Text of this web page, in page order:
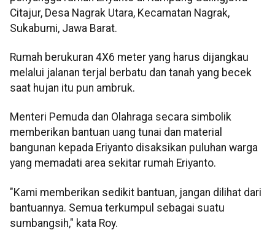
Citajur, Desa Nagrak Utara, Kecamatan Nagrak,
Sukabumi, Jawa Barat.
Rumah berukuran 4X6 meter yang harus dijangkau
melalui jalanan terjal berbatu dan tanah yang becek
saat hujan itu pun ambruk.
Menteri Pemuda dan Olahraga secara simbolik
memberikan bantuan uang tunai dan material
bangunan kepada Eriyanto disaksikan puluhan warga
yang memadati area sekitar rumah Eriyanto.
"Kami memberikan sedikit bantuan, jangan dilihat dari
bantuannya. Semua terkumpul sebagai suatu
sumbangsih," kata Roy.